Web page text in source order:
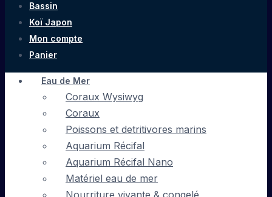
Bassin
Koï Japon
Mon compte
Panier
Eau de Mer
Coraux Wysiwyg
Coraux
Poissons et detritivores marins
Aquarium Récifal
Aquarium Récifal Nano
Matériel eau de mer
Nourriture vivante & congelé